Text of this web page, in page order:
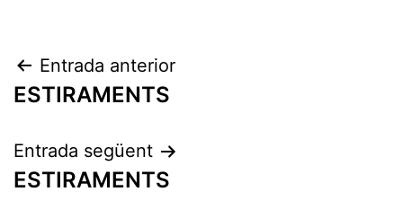
Entrada anterior
ESTIRAMENTS
Entrada següent
ESTIRAMENTS